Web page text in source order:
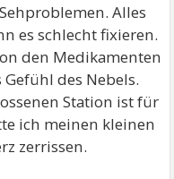
Alles
es schlecht fixieren.
den Medikamenten
des Nebels.
Station ist für
ich meinen kleinen
zerrissen.